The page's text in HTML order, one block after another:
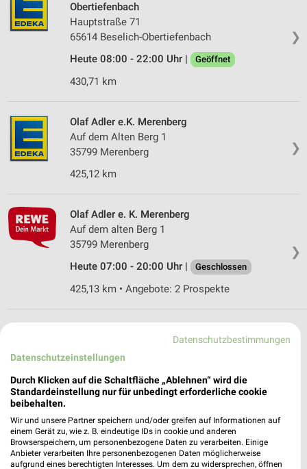
❯
Obertiefenbach
Hauptstraße 71
65614 Beselich-Obertiefenbach
Heute 08:00 - 22:00 Uhr |
Geöffnet
430,71 km
❯
Olaf Adler e.K. Merenberg
Auf dem Alten Berg 1
35799 Merenberg
425,12 km
❯
Olaf Adler e. K. Merenberg
Auf dem alten Berg 1
35799 Merenberg
Heute 07:00 - 20:00 Uhr |
Geschlossen
425,13 km • Angebote: 2 Prospekte
Supermärkte Angebote und Prospekte für
Gemünden
17 Prospekte
REWE
Datenschutzbestimmungen
Datenschutzeinstellungen
Durch Klicken auf die Schaltfläche „Ablehnen“ wird die
Standardeinstellung nur für unbedingt erforderliche cookie
beibehalten.
Wir und unsere Partner speichern und/oder greifen auf Informationen auf
einem Gerät zu, wie z. B. eindeutige IDs in cookie und anderen
Browserspeichern, um personenbezogene Daten zu verarbeiten. Einige
Anbieter verarbeiten Ihre personenbezogenen Daten möglicherweise
aufgrund eines berechtigten Interesses. Um dem zu widersprechen, öffnen